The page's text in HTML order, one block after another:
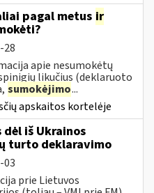
pagal metus ir
28
apie nesumokėtų
likučius (deklaruoto
sumokėjimo...
apskaitos kortelėje
iš Ukrainos
turto deklaravimo
03
prie Lietuvos